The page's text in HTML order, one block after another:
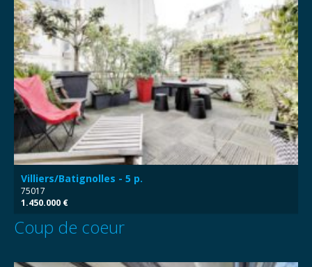
Villiers/Batignolles - 5 p.
75017
1.450.000 €
Coup de coeur